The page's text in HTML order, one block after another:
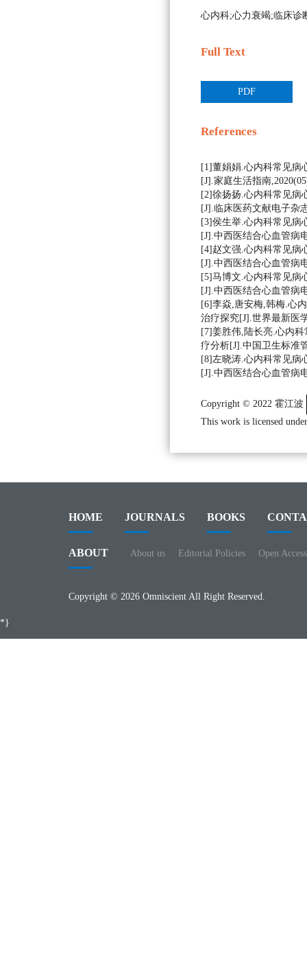
心内科;心力衰竭;临床诊
Full Text
PDF
References
[1]董娟娟.心内科常见病
[J].家庭生活指南
[2]徐扬扬.心内科常见病
[J].临床医药文献电子杂
[3]侯生举.心内科常见病
[J].中西医结合心血管病
[4]赵文强.心内科常见病
[J].中西医结合心血管病
[5]马博文.心内科常见病
[J].中西医结合心血管病
[6]李焱,唐安梅,韩梅.心
治疗探究[J].世界最新医
[7]姜胜伟,陆长亮.心内
疗分析[J].中国卫生标准
[8]左晓涛.心内科常见病
[J].中西医结合心血管病
Copyright © 2022 霍江波
This work is licensed
HOME JOURNALS BOOKS
ABOUT About us Editorial Policies Open
Copyright © 2026 Omniscient All Right Reserved.
*}